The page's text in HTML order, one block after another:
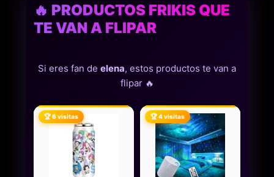
🔥 PRODUCTOS FRIKIS QUE
TE VAN A FLIPAR
Si eres fan de elena, estos productos te van a
flipar 🔥
🏆 6 visitas 🏆 4 visitas